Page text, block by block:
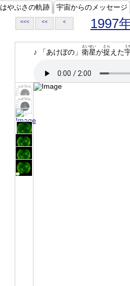
はやぶさの軌跡 宇宙からのメッセージ
<<< << < 1997
♪ 「あけぼの」 衛星
えいせい
が捉
とら
えた
う